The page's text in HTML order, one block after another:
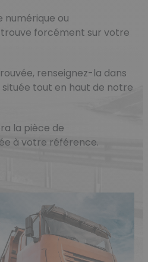
numérique ou
forcément sur votre
renseignez-la dans
tout en haut de notre
la pièce de
à votre référence.